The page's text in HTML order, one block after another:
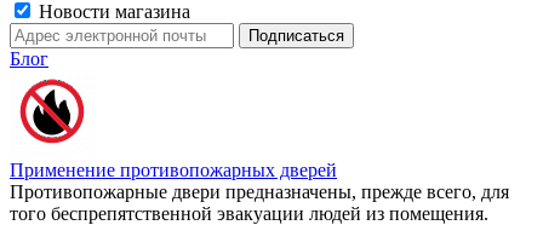
Новости магазина
Блог
Применение противопожарных дверей
Противопожарные двери предназначены, прежде всего, для
того беспрепятственной эвакуации людей из помещения.